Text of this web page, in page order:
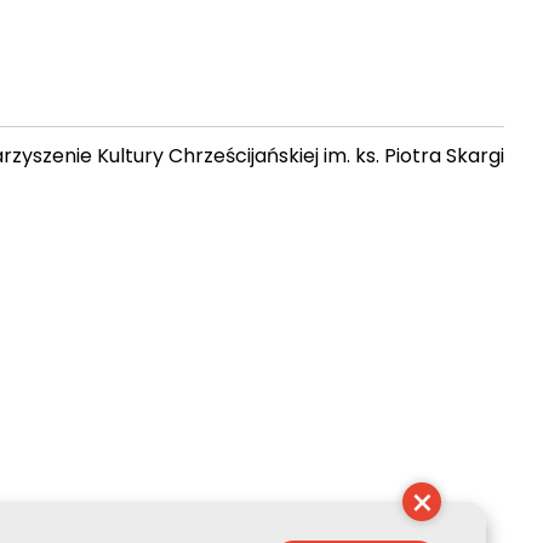
Kultury Chrześcijańskiej im. ks. Piotra Skargi
×